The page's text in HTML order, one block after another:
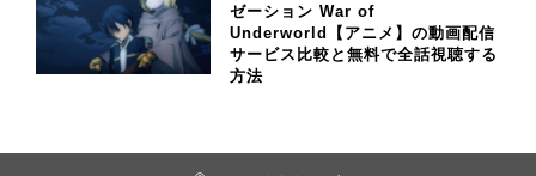
ゼーション War of
Underworld【アニメ】の動画配信
サービス比較と無料で全話視聴する
方法